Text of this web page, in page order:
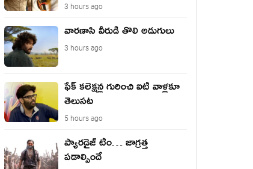
3 hours ago
వారణాసి వీరుడి తొలి అడుగులు
3 hours ago
ఫేక్ క‌లెక్ష‌న్ల గురించి ఐటీ వాళ్ల‌కూ
తెలుస‌ట‌
5 hours ago
ప్యారడైజ్ టీం… జాగ్రత్త
పడాల్సిందే